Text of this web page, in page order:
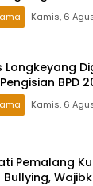
Kamis, 6
Longkeyang
BPD
Kamis, 6
Pemalang